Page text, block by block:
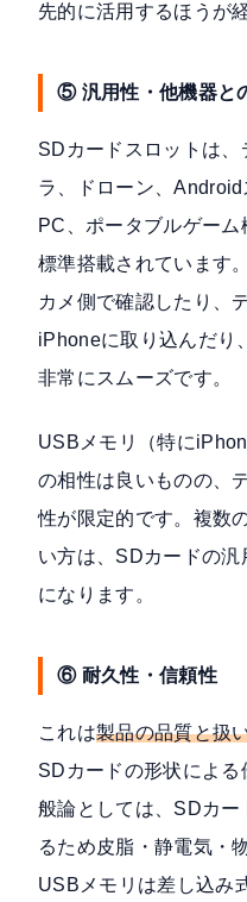
先的に活用するほうが
⑤ 汎用性・他機器と
SDカードスロットは、
ラ、ドローン、
PC、ポータブルゲー
標準搭載されています
カメ側で確認したり、
iPhoneに取り込んだり
非常にスムーズです。
USBメモリ（特に
の相性は良いものの、
性が限定的です。複数
い方は、SDカードの
になります。
⑥ 耐久性・信頼性
これは製品の品質と扱
SDカードの形状によ
般論としては、SDカー
るため皮脂・静電気・
USBメモリは差し込み